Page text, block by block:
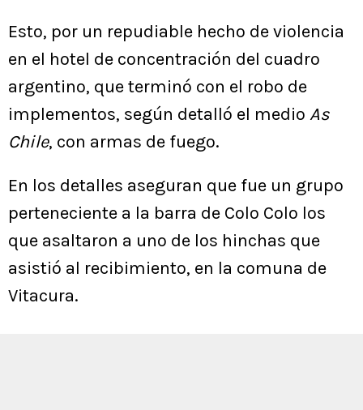
Esto, por un repudiable hecho de violencia
en el hotel de concentración del cuadro
argentino, que terminó con el robo de
implementos, según detalló el medio As
Chile, con armas de fuego.
En los detalles aseguran que fue un grupo
perteneciente a la barra de Colo Colo los
que asaltaron a uno de los hinchas que
asistió al recibimiento, en la comuna de
Vitacura.